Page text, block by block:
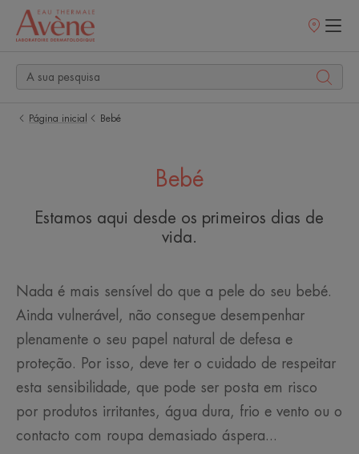
Pontos
Página inicial Bebé
Bebé
Estamos aqui desde os primeiros dias de
vida.
Nada é mais sensível do que a pele do seu bebé.
Ainda vulnerável, não consegue desempenhar
plenamente o seu papel natural de defesa e
proteção. Por isso, deve ter o cuidado de respeitar
esta sensibilidade, que pode ser posta em risco
por produtos irritantes, água dura, frio e vento ou o
contacto com roupa demasiado áspera...